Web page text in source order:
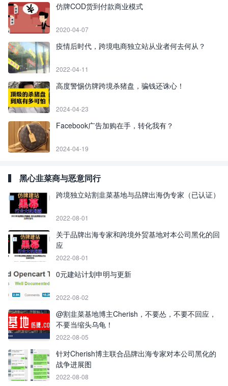
仿牌COD货到付款商业模式
2020-04-07
疫情后时代，跨境电商独立站从业者何去何从？
2022-04-11
高度警惕仿牌跨境杀猪盘，骗钱还诛心！
2024-04-23
Facebook广告加购在手，转化我有？
2024-04-19
黑心韭菜商与恶意同行
跨境独立站割韭菜基地与品牌出海伪专家（已认证）
2022-08-01
关于品牌出海专家和跨境外贸基地对本公司黑化的回
应
2022-08-01
0元建站计划申明与更新
2022-08-02
@割韭菜基地博主Cherish，不要怂，不要不回应，
不要当缩头乌龟！
2022-08-05
针对Cherish博主联合品牌出海专家对本公司黑化的
战争进展图
2022-08-08